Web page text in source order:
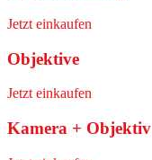
Jetzt einkaufen
Objektive
Jetzt einkaufen
Kamera + Objektiv